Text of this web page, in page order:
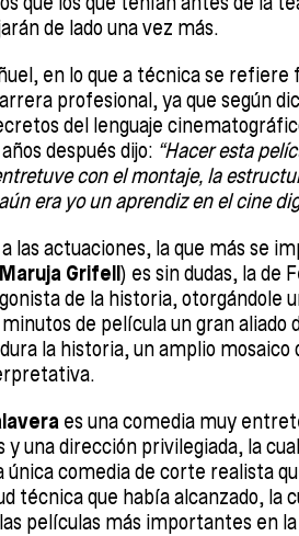
de lado una vez más.
en lo que a técnica se
profesional, ya que según
del lenguaje
después dijo: “Hacer esta
con el montaje, la
era yo un aprendiz en el cine
las actuaciones, la que más se
Grifell ) es sin dudas, la de
de la historia, otorgándole
de película un gran aliado
la historia, un amplio
es una comedia muy
y una dirección privilegiada, la
única comedia de corte realista
técnica que había alcanzado, la
películas más importantes en